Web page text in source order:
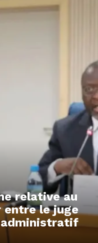
relative au
le juge